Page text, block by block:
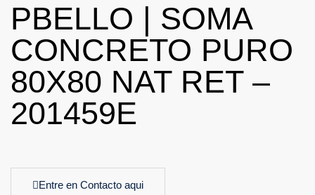
PBELLO | SOMA
CONCRETO PURO
80X80 NAT RET –
201459E
Entre en Contacto aqui